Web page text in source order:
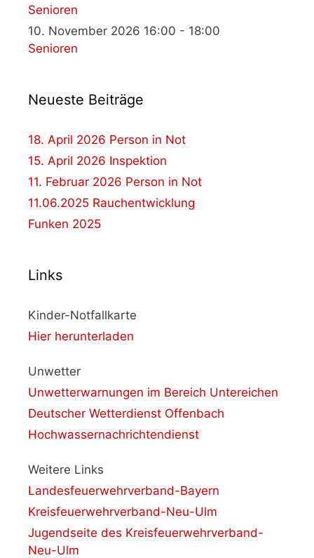
Senioren
10. November 2026 16:00 - 18:00
Senioren
Neueste Beiträge
18. April 2026 Person in Not
15. April 2026 Inspektion
11. Februar 2026 Person in Not
11.06.2025 Rauchentwicklung
Funken 2025
Links
Kinder-Notfallkarte
Hier herunterladen
Unwetter
Unwetterwarnungen im Bereich Untereichen
Deutscher Wetterdienst Offenbach
Hochwassernachrichtendienst
Weitere Links
Landesfeuerwehrverband-Bayern
Kreisfeuerwehrverband-Neu-Ulm
Jugendseite des Kreisfeuerwehrverband-
Neu-Ulm